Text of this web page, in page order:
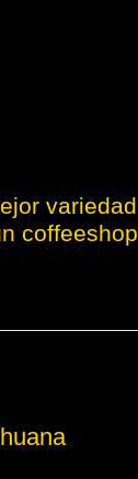
variedad
coffeeshop